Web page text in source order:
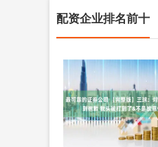
配资企业排名前十